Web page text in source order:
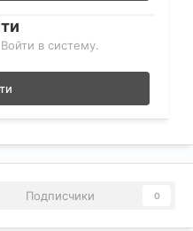
в систему.
Подписчики 0